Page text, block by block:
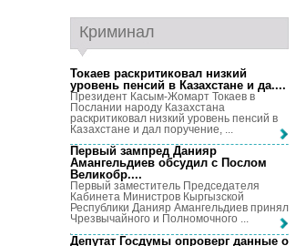
Криминал
Токаев раскритиковал низкий
уровень пенсий в Казахстане и да....
Президент Касым-Жомарт Токаев в
Послании народу Казахстана
раскритиковал низкий уровень пенсий в
Казахстане и дал поручение, ...
Первый зампред Данияр
Амангельдиев обсудил с Послом
Великобр....
Первый заместитель Председателя
Кабинета Министров Кыргызской
Республики Данияр Амангельдиев принял
Чрезвычайного и Полномочного ...
Депутат Госдумы опроверг данные о